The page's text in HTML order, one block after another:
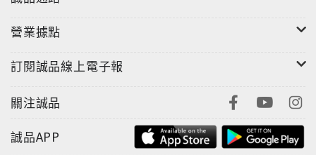
營業據點
訂閱誠品線上電子報
關注誠品
誠品APP